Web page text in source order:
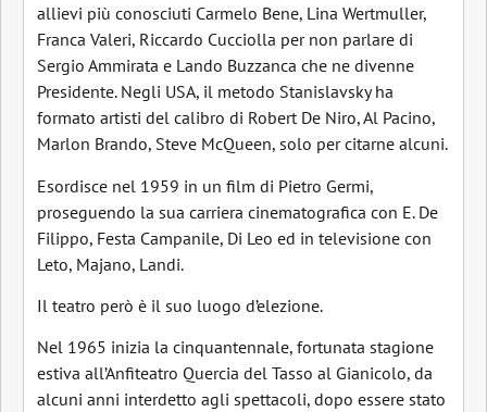
allievi più conosciuti Carmelo Bene, Lina Wertmuller,
Franca Valeri, Riccardo Cucciolla per non parlare di
Sergio Ammirata e Lando Buzzanca che ne divenne
Presidente. Negli USA, il metodo Stanislavsky ha
formato artisti del calibro di Robert De Niro, Al Pacino,
Marlon Brando, Steve McQueen, solo per citarne alcuni.
Esordisce nel 1959 in un film di Pietro Germi,
proseguendo la sua carriera cinematografica con E. De
Filippo, Festa Campanile, Di Leo ed in televisione con
Leto, Majano, Landi.
Il teatro però è il suo luogo d’elezione.
Nel 1965 inizia la cinquantennale, fortunata stagione
estiva all’Anfiteatro Quercia del Tasso al Gianicolo, da
alcuni anni interdetto agli spettacoli, dopo essere stato